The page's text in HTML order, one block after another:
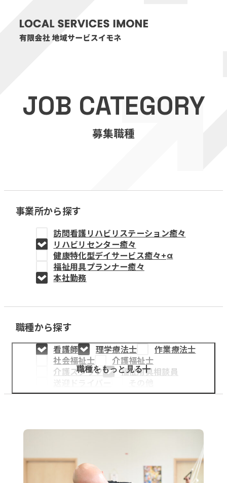
医療・介護事業
訪問看護リハビリステーション癒々
福祉用具プランナー癒々
教育事業
姫路中央こども園
姫路中央保育園
採用情報
医療・介護事業
募集職種
JOB CATEGORY
募集職種
事業所から探す
訪問看護リハビリステーション癒々
リハビリセンター癒々
健康特化型デイサービス癒々+α
福祉用具プランナー癒々
本社勤務
職種から探す
看護師 理学療法士
作業療法士
社会福祉士
介護福祉士
介護スタッフ
福祉用具相談員
職種をもっと見る